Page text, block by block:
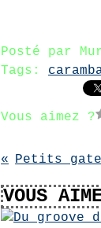
Posté par
Tags:
Vous aimez ?
VOUS